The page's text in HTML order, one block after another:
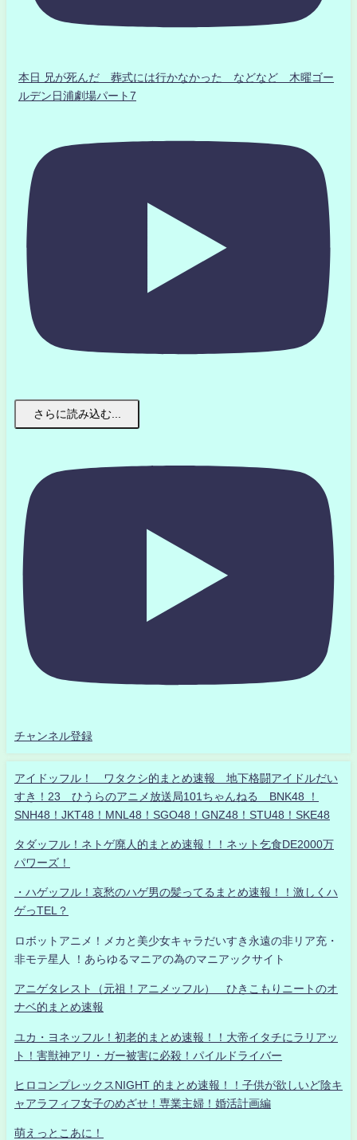
本日 兄が死んだ 葬式には行かなかった などなど 木曜ゴー
ルデン日浦劇場パート7
さらに読み込む...
チャンネル登録
アイドッフル！ ワタクシ的まとめ速報 地下格闘アイドルだい
すき！23 ひうらのアニメ放送局101ちゃんねる BNK48 ！
SNH48！JKT48！MNL48！SGO48！GNZ48！STU48！SKE48
タダッフル！ネトゲ廃人的まとめ速報！！ネット乞食DE2000万
パワーズ！
・ハゲッフル！哀愁のハゲ男の髪ってるまとめ速報！！激しくハ
ゲっTEL？
ロボットアニメ！メカと美少女キャラだいすき永遠の非リア充・
非モテ星人 ！あらゆるマニアの為のマニアックサイト
アニゲタレスト（元祖！アニメッフル） ひきこもりニートのオ
ナベ的まとめ速報
ユカ・ヨネッフル！初老的まとめ速報！！大帝イタチにラリアッ
ト！害獣神アリ・ガー被害に必殺！パイルドライバー
ヒロコンプレックスNIGHT 的まとめ速報！！子供が欲しいど陰キ
ャアラフィフ女子のめざせ！専業主婦！婚活計画編
萌えっとこあに！